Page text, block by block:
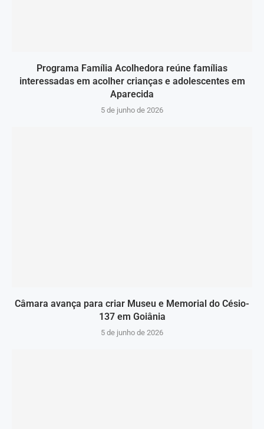
Programa Família Acolhedora reúne famílias
interessadas em acolher crianças e adolescentes em
Aparecida
5 de junho de 2026
Câmara avança para criar Museu e Memorial do Césio-
137 em Goiânia
5 de junho de 2026